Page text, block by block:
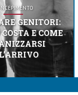
GENITORI:
E COME